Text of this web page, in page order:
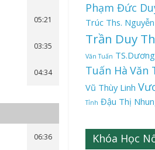
05:21
03:35
04:34
06:36
Phạm Đức
Trúc Ths.
Trần Duy
Văn Tuấn
Tuấn Hà Văn
Vũ Thùy Linh
Tỉnh Đậu Thị
Khóa Học